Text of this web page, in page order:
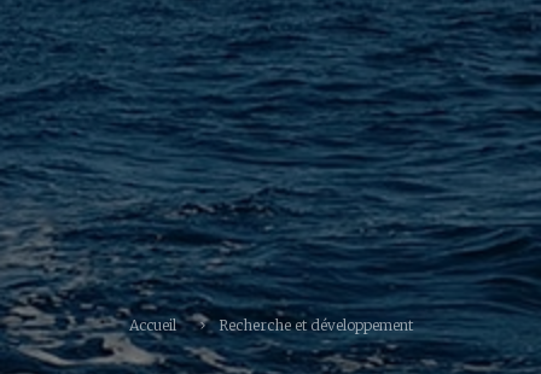
Accueil Recherche et développement